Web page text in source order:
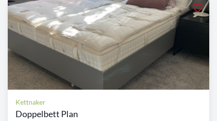
Kettnaker
Doppelbett Plan